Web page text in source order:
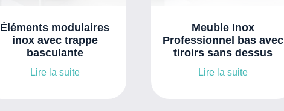
Éléments modulaires
inox avec trappe
basculante
Lire la suite
Meuble Inox
Professionnel bas avec
tiroirs sans dessus
Lire la suite